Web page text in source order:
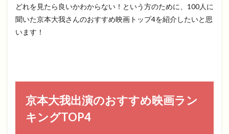
どれを見たら良いかわからない！という方のために、100人に
聞いた京本大我さんのおすすめ映画トップ4を紹介したいと思
います！
京本大我出演のおすすめ映画ラン
キングTOP4